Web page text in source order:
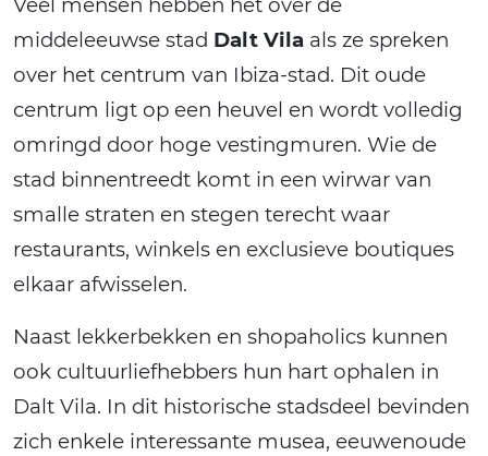
Veel mensen hebben het over de
middeleeuwse stad Dalt Vila als ze spreken
over het centrum van Ibiza-stad. Dit oude
centrum ligt op een heuvel en wordt volledig
omringd door hoge vestingmuren. Wie de
stad binnentreedt komt in een wirwar van
smalle straten en stegen terecht waar
restaurants, winkels en exclusieve boutiques
elkaar afwisselen.
Naast lekkerbekken en shopaholics kunnen
ook cultuurliefhebbers hun hart ophalen in
Dalt Vila. In dit historische stadsdeel bevinden
zich enkele interessante musea, eeuwenoude